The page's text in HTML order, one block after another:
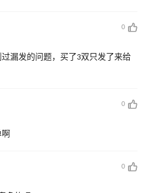
0
漏发的问题，买了3双只发了来给
0
0